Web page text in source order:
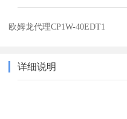
欧姆龙代理CP1W-40EDT1
详细说明